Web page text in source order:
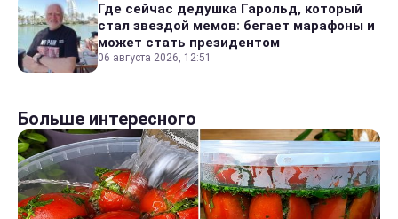
Где сейчас дедушка Гарольд, который
стал звездой мемов: бегает марафоны и
может стать президентом
06 августа 2026, 12:51
Больше интересного